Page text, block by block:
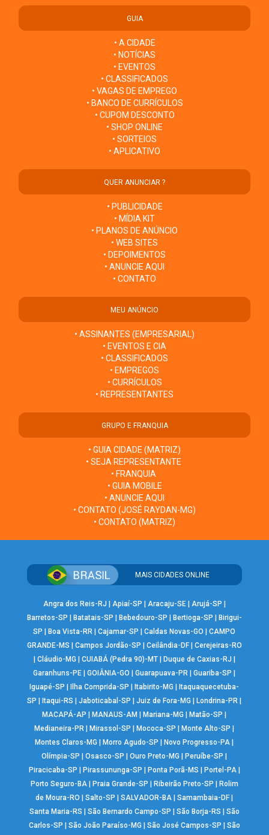
GUIA
• A CIDADE
• NOTÍCIAS
• EVENTOS
• CLASSIFICADOS
• VAGAS DE EMPREGO
• BANCO DE CURRÍCULOS
• CUPOM DESCONTO
• SHOP ONLINE
• SORTEIOS
• APLICATIVO
QUER ANUNCIAR ?
• PUBLICIDADE
• MÍDIA KIT
• PLANOS DE ANÚNCIO
• WEB SITES
• DEPOIMENTOS
• ANUNCIE AQUI
• CONTATO
MEU ANÚNCIO
• ASSINANTES (EMPRESARIAL)
• EVENTOS E CIA
• CLASSIFICADOS
• EMPREGOS
• CURRÍCULOS
• REPRESENTANTES
GRUPO E FRANQUIA
• GUIA CIDADE (MATRIZ)
• SEJA REPRESENTANTE
• FRANQUIA
• GUIA MOBILE
• ANUNCIE AQUI
• CONTATO (JOSÉ RAYDAN-MG)
• CONTATO (MATRIZ)
MAIS CIDADES ONLINE
Angra dos Reis-RJ | Apiaí-SP | Aracaju-SE| Arujá-SP |
Barretos-SP | Batatais-SP | Bebedouro-SP | Bertioga-SP | Birigui-
SP |Boa Vista-RR |Cajamar-SP |Caldas Novas-GO |CAMPO
GRANDE-MS | Campos Jordão-SP | Ceilândia-DF| Cerejeiras-RO
| Cláudio-MG | CUIABÁ (Pedra 90)-MT| Duque de Caxias-RJ |
Garanhuns-PE |GOIÂNIA-GO |Guarapuava-PR |Guariba-SP |
Iguapé-SP |Ilha Comprida-SP |Itabirito-MG |Itaquaquecetuba-
SP |Itaqui-RS |Jaboticabal-SP |Juiz de Fora-MG |Londrina-PR |
MACAPÁ-AP |MANAUS-AM |Mariana-MG |Matão-SP |
Medianeira-PR |Mirassol-SP |Mococa-SP |Monte Alto-SP |
Montes Claros-MG |Morro Agudo-SP |Novo Progresso-PA |
Olímpia-SP |Osasco-SP |Ouro Preto-MG |Peruíbe-SP |
Piracicaba-SP | Pirassununga-SP | Ponta Porã-MS | Portel-PA|
Porto Seguro-BA| Praia Grande-SP | Ribeirão Preto-SP | Rolim
de Moura-RO |Salto-SP |SALVADOR-BA |Samambaia-DF |
Santa Maria-RS | São Bernardo Campo-SP | São Borja-RS | São
Carlos-SP | São João Paraíso-MG | São José Campos-SP | São